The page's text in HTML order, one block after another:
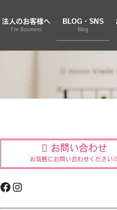
法人のお客様へ
For Business
BLOG・SNS
Blog
お問い合わせ
お気軽にお問い合わせください
Facebook
Instagram